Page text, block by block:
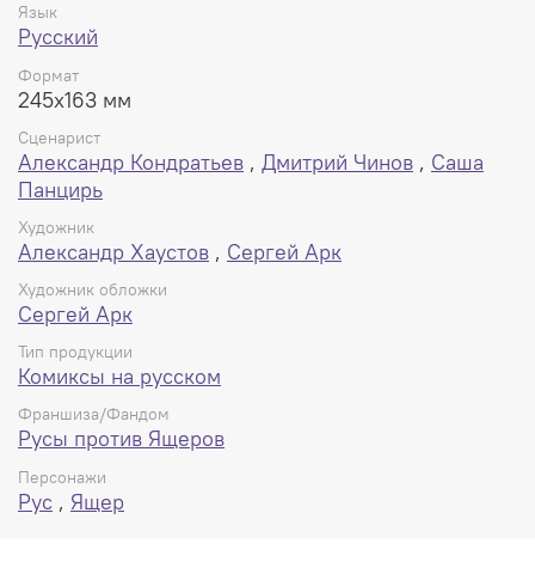
Язык
Русский
Формат
245x163 мм
Сценарист
Александр Кондратьев , Дмитрий Чинов , Саша
Панцирь
Художник
Александр Хаустов , Сергей Арк
Художник обложки
Сергей Арк
Тип продукции
Комиксы на русском
Франшиза/Фандом
Русы против Ящеров
Персонажи
Рус , Ящер